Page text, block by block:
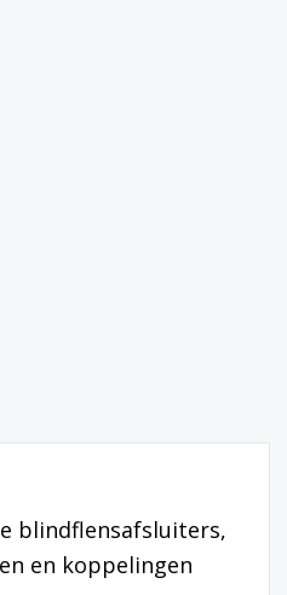
blindflensafsluiters,
en koppelingen